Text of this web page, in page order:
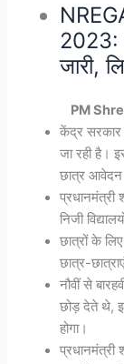
2023:
जारी,
PM
केंद्र सरकार
जा रही है।
छात्र आवेदन
प्रधानमंत्री
निजी
छात्रों के
छात्र-
नौवीं से
छोड़ देते थे,
होगा।
प्रधानमंत्री